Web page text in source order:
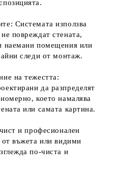
Системата използва
повреждат стената,
наемани помещения или
следи от монтаж.
на тежестта:
да разпределят
което намалява
или самата картина.
и професионален
от въжета или видими
по-чиста и